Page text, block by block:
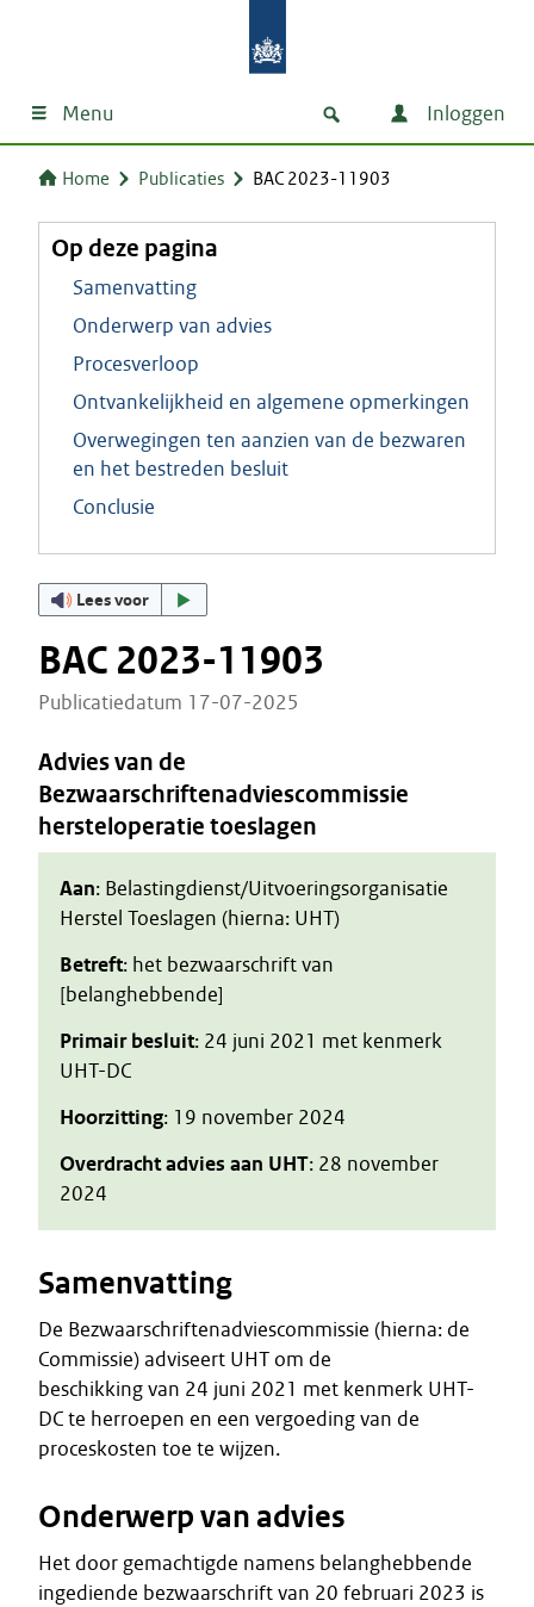
Menu Inloggen
Home Publicaties BAC 2023-11903
Op deze pagina
Samenvatting
Onderwerp van advies
Procesverloop
Ontvankelijkheid en algemene opmerkingen
Overwegingen ten aanzien van de bezwaren
en het bestreden besluit
Conclusie
Lees voor
BAC 2023-11903
Publicatiedatum 17-07-2025
Advies van de
Bezwaarschriftenadviescommissie
hersteloperatie toeslagen
Aan: Belastingdienst/Uitvoeringsorganisatie
Herstel Toeslagen (hierna: UHT)
Betreft: het bezwaarschrift van
[belanghebbende]
Primair besluit: 24 juni 2021 met kenmerk
UHT-DC
Hoorzitting: 19 november 2024
Overdracht advies aan UHT: 28 november
2024
Samenvatting
De Bezwaarschriftenadviescommissie (hierna: de
Commissie) adviseert UHT om de
beschikking van 24 juni 2021 met kenmerk UHT-
DC te herroepen en een vergoeding van de
proceskosten toe te wijzen.
Onderwerp van advies
Het door gemachtigde namens belanghebbende
ingediende bezwaarschrift van 20 februari 2023 is